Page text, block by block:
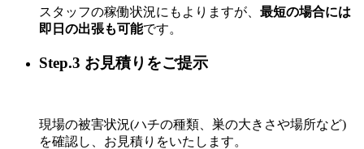
スタッフの稼働状況にもよりますが、 最短の場合には
即日の出張も可能です。
Step.3 お見積りをご提示
現場の被害状況(ハチの種類、巣の大きさや場所など)
を確認し、お見積りをいたします。